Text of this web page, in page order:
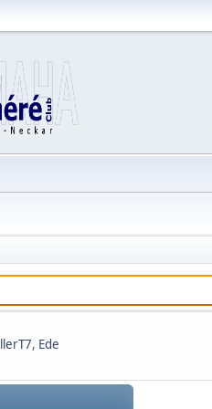
, Ede